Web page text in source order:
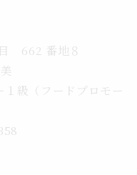
662 番地８
級（ フードプロモー